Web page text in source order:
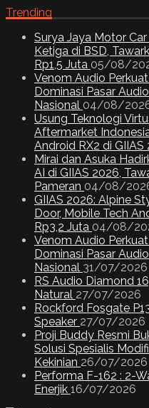
Trending
Surya Jaya Motor
Ketiga di BSD,
Rp1,5 Juta 05/08/
Venom Audio
Dominasi Pasar
Nasional 04/08/
Usung Teknologi
Aftermarket
Android RX2 di GIIAS
Mirai dan Asuka
AI di GIIAS 2026,
Pameran 04/08/
GIIAS 2026: Alpine
Door, Mobile Tech
Rp3,2 Juta 04/08/
Venom Audio
Dominasi Pasar
Nasional 31/07/2026
RS Audio Diamond
Natural 27/07/2026
Rockford Fosgate
Speaker 27/07/2026
Proji Buddy Resmi
Solusi Spesialis
Kekinian 26/07/2026
Performa F-162 : 2-
Enerjik 16/07/2026